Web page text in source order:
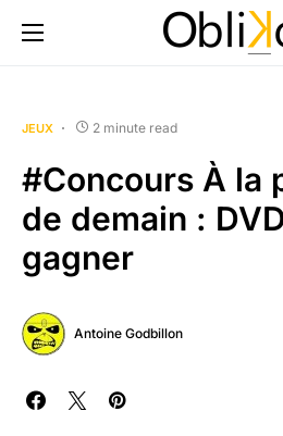
JEUX 2 minute read
#Concours À la
de demain :
gagner
Antoine Godbillon